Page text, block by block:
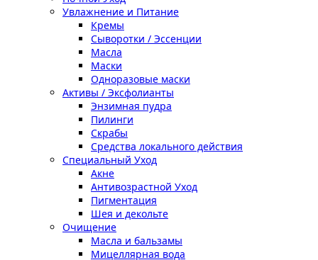
Увлажнение и Питание
Кремы
Сыворотки / Эссенции
Масла
Маски
Одноразовые маски
Активы / Эксфолианты
Энзимная пудра
Пилинги
Скрабы
Средства локального действия
Специальный Уход
Акне
Антивозрастной Уход
Пигментация
Шея и декольте
Очищение
Масла и бальзамы
Мицеллярная вода